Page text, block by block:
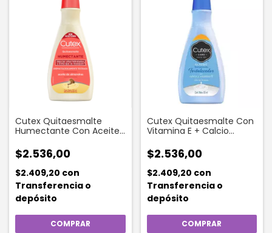
Cutex Quitaesmalte
Humectante Con Aceite
$2.536,00
$2.409,20 con
Transferencia o
depósito
Cutex Quitaesmalte Con
Vitamina E + Calcio
$2.536,00
$2.409,20 con
Transferencia o
depósito